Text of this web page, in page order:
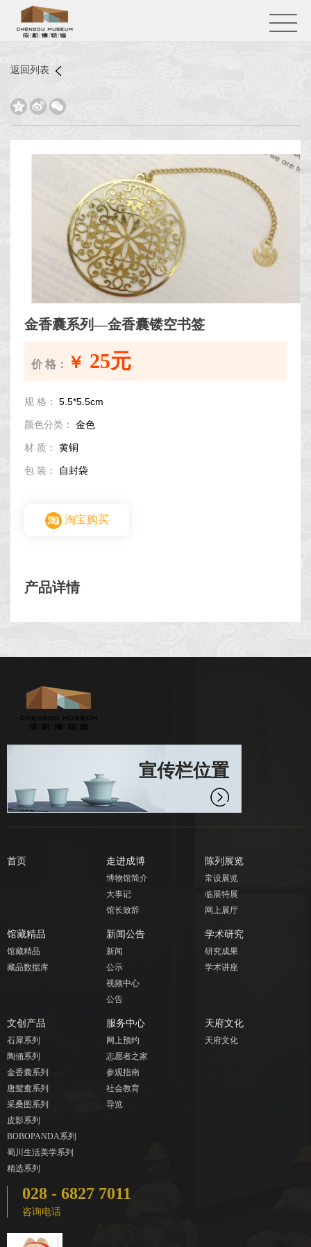
返回列表
  
金香囊系列—金香囊镂空书签
价 格： ￥ 25元
规 格： 5.5*5.5cm
颜色分类： 金色
材 质： 黄铜
包 装： 自封袋
淘宝购买
产品详情
宣传栏位置
首页 走进成博
博物馆简介
大事记
馆长致辞
陈列展览
常设展览
临展特展
网上展厅
馆藏精品
馆藏精品
藏品数据库
新闻公告
新闻
公示
视频中心
公告
学术研究
研究成果
学术讲座
文创产品
石犀系列
陶俑系列
金香囊系列
唐鸳鸯系列
采桑图系列
皮影系列
BOBOPANDA系列
蜀川生活美学系列
精选系列
服务中心
网上预约
志愿者之家
参观指南
社会教育
导览
天府文化
天府文化
028 - 6827 7011
咨询电话